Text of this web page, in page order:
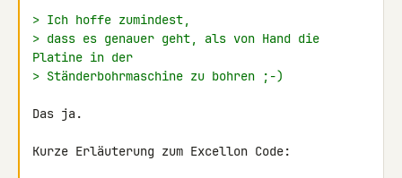
> Ich hoffe zumindest,
> dass es genauer geht, als von Hand die
Platine in der
> Ständerbohrmaschine zu bohren ;-)
Das ja.
Kurze Erläuterung zum Excellon Code: